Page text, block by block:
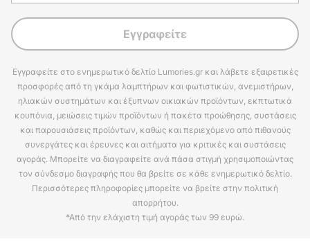
Εγγραφείτε
Εγγραφείτε στο ενημερωτικό δελτίο Lumories.gr και λάβετε εξαιρετικές
προσφορές από τη γκάμα λαμπτήρων και φωτιστικών, ανεμιστήρων,
ηλιακών συστημάτων και έξυπνων οικιακών προϊόντων, εκπτωτικά
κουπόνια, μειώσεις τιμών προϊόντων ή πακέτα προώθησης, συστάσεις
και παρουσιάσεις προϊόντων, καθώς και περιεχόμενο από πιθανούς
συνεργάτες και έρευνες και αιτήματα για κριτικές και συστάσεις
αγοράς. Μπορείτε να διαγραφείτε ανά πάσα στιγμή χρησιμοποιώντας
τον σύνδεσμο διαγραφής που θα βρείτε σε κάθε ενημερωτικό δελτίο.
Περισσότερες πληροφορίες μπορείτε να βρείτε στην πολιτική
απορρήτου.
*Από την ελάχιστη τιμή αγοράς των 99 ευρώ.